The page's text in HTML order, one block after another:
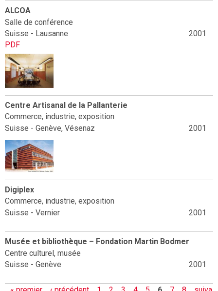
ALCOA
Salle de conférence
2001
Suisse - Lausanne
PDF
Centre Artisanal de la Pallanterie
Commerce, industrie, exposition
2001
Suisse - Genève, Vésenaz
Digiplex
Commerce, industrie, exposition
2001
Suisse - Vernier
Musée et bibliothèque – Fondation Martin Bodmer
Centre culturel, musée
2001
Suisse - Genève